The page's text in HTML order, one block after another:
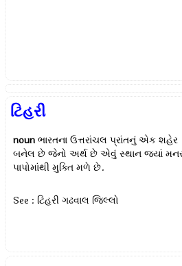
ટિહરી
noun ભારતના ઉત્તરાંચલ પ્રાંતનું એક
બનેલ છે જેનો અર્થ છે એવું સ્થાન જ્યાં
પાપોમાંથી મુક્તિ મળે છે.
See : ટિહરી ગઢવાલ જિલ્લો